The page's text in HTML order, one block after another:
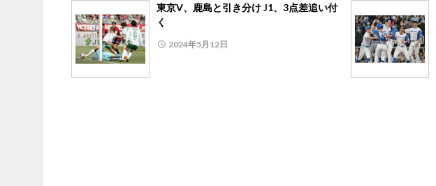
東京V、鹿島と引き分け J1、3点差追い付
く
2024年5月12日